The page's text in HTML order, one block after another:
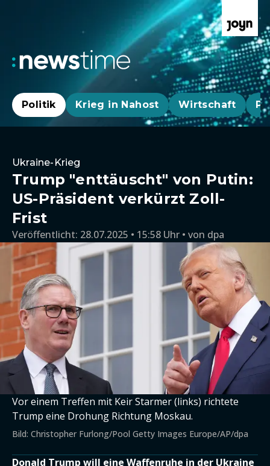
Politik Krieg in Nahost Wirtschaft
Ukraine-Krieg
Trump "enttäuscht" von Putin:
US-Präsident verkürzt Zoll-
Frist
Veröffentlicht: 28.07.2025 • 15:58 Uhr von dpa
Vor einem Treffen mit Keir Starmer (links) richtete
Trump eine Drohung Richtung Moskau.
Bild: Christopher Furlong/Pool Getty Images Europe/AP/dpa
Donald Trump will eine Waffenruhe in der Ukraine